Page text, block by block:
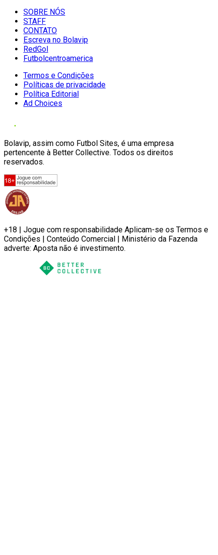
SOBRE NÓS
STAFF
CONTATO
Escreva no Bolavip
RedGol
Futbolcentroamerica
Termos e Condições
Políticas de privacidade
Política Editorial
Ad Choices
Bolavip, assim como Futbol Sites, é uma empresa
pertencente à Better Collective. Todos os direitos
reservados.
+18 | Jogue com responsabilidade Aplicam-se os Termos e
Condições | Conteúdo Comercial | Ministério da Fazenda
adverte: Aposta não é investimento.